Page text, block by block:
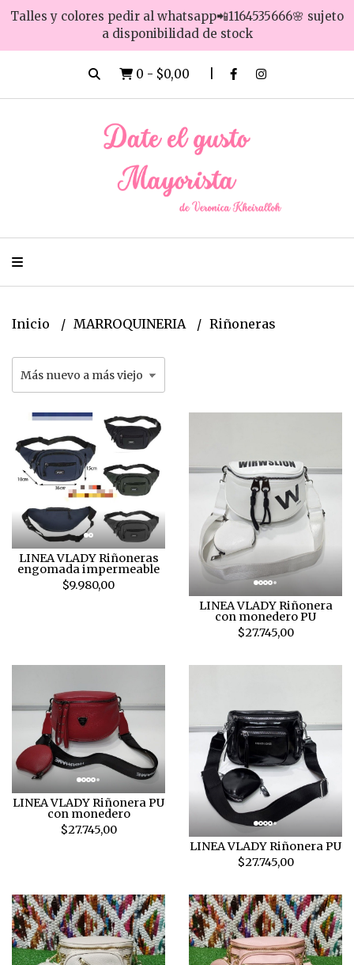
Talles y colores pedir al whatsapp📲1164535666🌸 sujeto
a disponibilidad de stock
0 - $0,00
Inicio MARROQUINERIA Riñoneras
LINEA VLADY Riñoneras
engomada impermeable
$9.980,00
LINEA VLADY Riñonera
con monedero PU
$27.745,00
LINEA VLADY Riñonera PU
con monedero
$27.745,00
LINEA VLADY Riñonera PU
$27.745,00